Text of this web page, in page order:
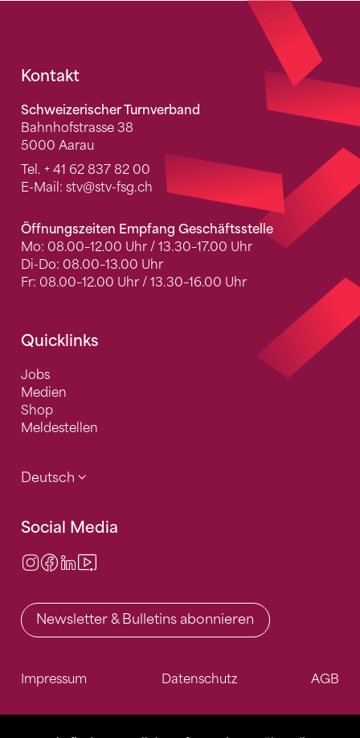
Fusszeile
Kontakt
Schweizerischer Turnverband
Bahnhofstrasse 38
5000 Aarau
Tel. + 41 62 837 82 00
E-Mail: stv@stv-fsg.ch
Öffnungszeiten Empfang Geschäftsstelle
Mo: 08.00–12.00 Uhr / 13.30–17.00 Uhr
Di-Do: 08.00–13.00 Uhr
Fr: 08.00–12.00 Uhr / 13.30–16.00 Uhr
Quicklinks
Jobs
Medien
Shop
Meldestellen
Deutsch
Social Media
Instagram
Facebook
LinkedIn
Newsletter & Bulletins abonnieren
Impressum Datenschutz AGB